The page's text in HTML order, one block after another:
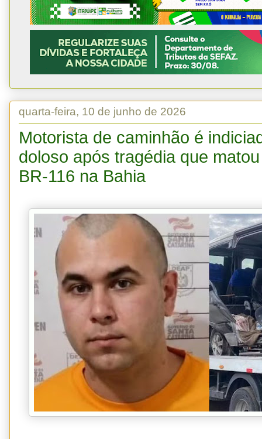
quarta-feira, 10 de junho de 2026
Motorista de caminhão é
doloso após tragédia que
BR-116 na Bahia